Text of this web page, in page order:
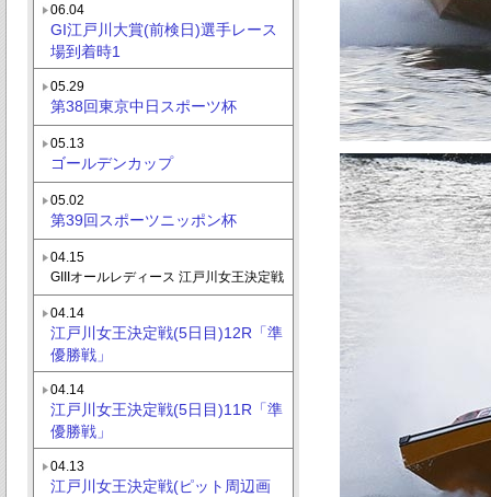
06.04
GI江戸川大賞(前検日)選手レース
場到着時1
05.29
第38回東京中日スポーツ杯
05.13
ゴールデンカップ
05.02
第39回スポーツニッポン杯
04.15
GIIIオールレディース 江戸川女王決定戦
04.14
江戸川女王決定戦(5日目)12R「準
優勝戦」
04.14
江戸川女王決定戦(5日目)11R「準
優勝戦」
04.13
江戸川女王決定戦(ピット周辺画